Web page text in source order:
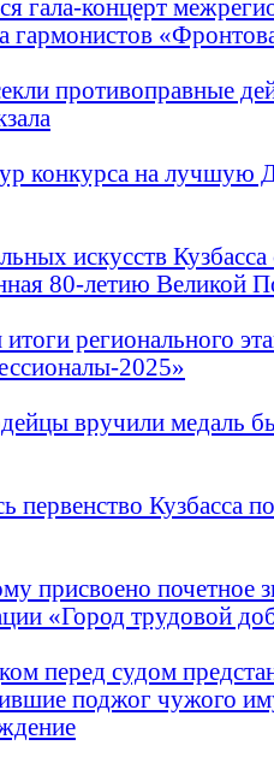
гала-концерт
гармонистов
противоправные
конкурса на
искусств
80-летию Великой
регионального
2025»
вручили медаль
первенство Кузбасса
присвоено почетное
«Город трудовой
перед судом
поджог чужого